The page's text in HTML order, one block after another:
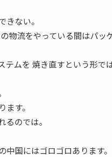
ない。
物流をやっている間はパッ
テムを 焼き直すという形で
す。
のでは。
国にはゴロゴロあります。